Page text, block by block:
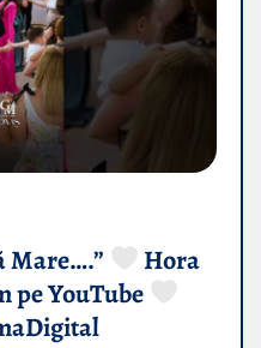
Mare….”
Hora
pe YouTube